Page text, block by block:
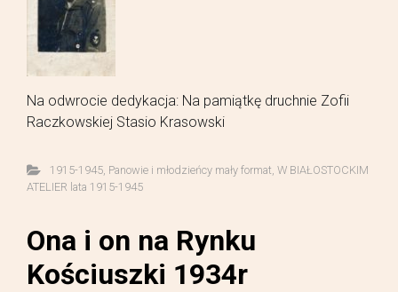
Na odwrocie dedykacja: Na pamiątkę druchnie Zofii
Raczkowskiej Stasio Krasowski
1915-1945, Panowie i młodzieńcy mały format W BIAŁOSTOCKIM
ATELIER lata 1915-1945
Ona i on na Rynku
Kościuszki 1934r